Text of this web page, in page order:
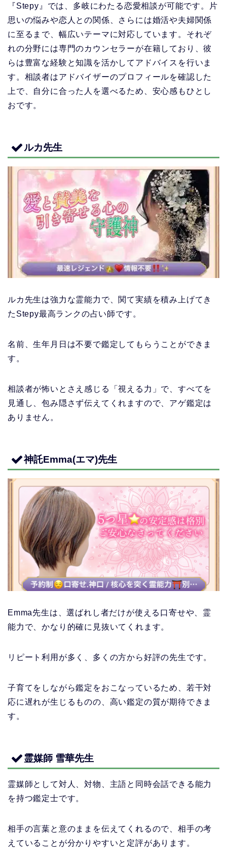
『Stepy』では、多岐にわたる恋愛相談が可能です。片
思いの悩みや恋人との関係、さらには婚活や夫婦関係
に至るまで、幅広いテーマに対応しています。それぞ
れの分野には専門のカウンセラーが在籍しており、彼
らは豊富な経験と知識を活かしてアドバイスを行いま
す。相談者はアドバイザーのプロフィールを確認した
上で、自分に合った人を選べるため、安心感もひとし
おです。
ルカ先生
ルカ先生は強力な霊能力で、関て実績を積み上げてき
たStepy最高ランクの占い師です。
名前、生年月日は不要で鑑定してもらうことができま
す。
相談者が怖いとさえ感じる「視える力」で、すべてを
見通し、包み隠さず伝えてくれますので、アゲ鑑定は
ありません。
神託Emma(エマ)先生
Emma先生は、選ばれし者だけが使える口寄せや、霊
能力で、かなり的確に見抜いてくれます。
リピート利用が多く、多くの方から好評の先生です。
子育てをしながら鑑定をおこなっているため、若干対
応に遅れが生じるものの、高い鑑定の質が期待できま
す。
霊媒師 雪華先生
霊媒師として対人、対物、主語と同時会話できる能力
を持つ鑑定士です。
相手の言葉と意のままを伝えてくれるので、相手の考
えていることが分かりやすいと定評があります。